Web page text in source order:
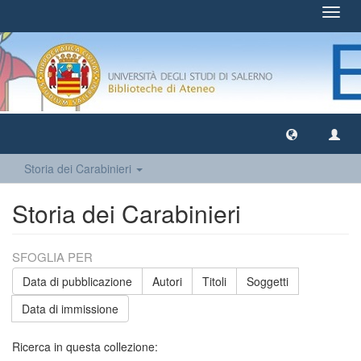
Storia dei Carabinieri
Storia dei Carabinieri
SFOGLIA PER
Data di pubblicazione Autori Titoli
Soggetti
Data di immissione
Ricerca in questa collezione: